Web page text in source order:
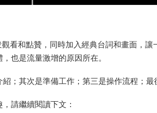
看和點贊，同時加入經典台詞和畫面，
也是流量激增的原因所在。
；其次是準備工作；第三是操作流程；最
請繼續閱讀下文：